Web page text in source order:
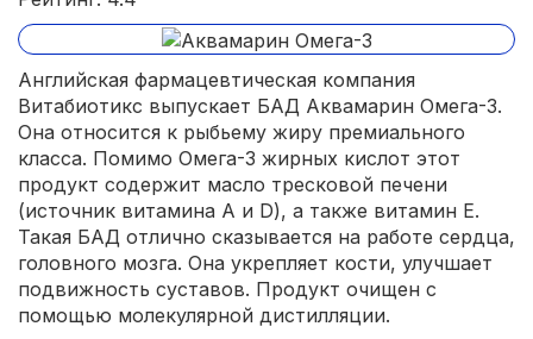
Английская фармацевтическая компания
Витабиотикс выпускает БАД Аквамарин Омега-3.
Она относится к рыбьему жиру премиального
класса. Помимо Омега-3 жирных кислот этот
продукт содержит масло тресковой печени
(источник витамина А и D), а также витамин Е.
Такая БАД отлично сказывается на работе сердца,
головного мозга. Она укрепляет кости, улучшает
подвижность суставов. Продукт очищен с
помощью молекулярной дистилляции.